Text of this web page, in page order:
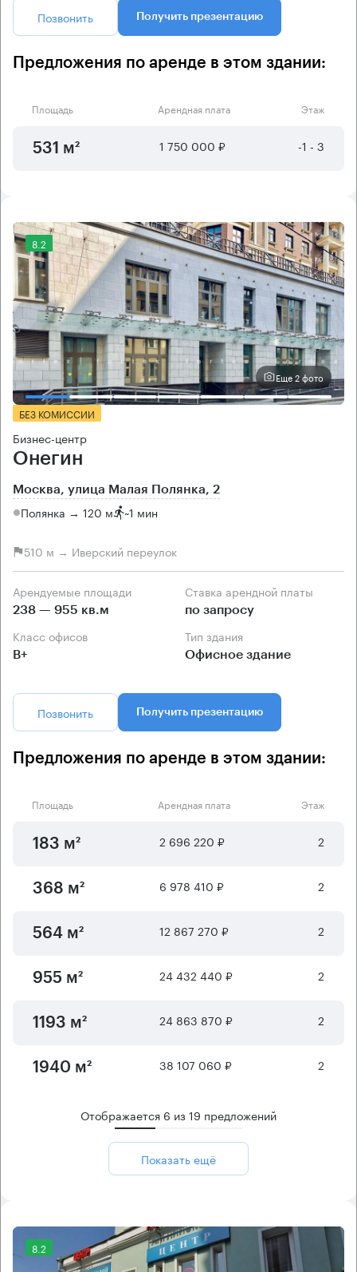
Позвонить Получить презентацию
Предложения по аренде в этом здании:
Площадь Арендная плата Этаж
531 м² 1 750 000 ₽ -1 - 3
8.2
Еще 2 фото
БЕЗ КОМИССИИ
Бизнес-центр
Онегин
Москва, улица Малая Полянка, 2
Полянка → 120 м ~1 мин
510 м → Иверский переулок
Арендуемые площади
238 — 955 кв.м
Ставка арендной платы
по запросу
Класс офисов
B+
Тип здания
Офисное здание
Позвонить Получить презентацию
Предложения по аренде в этом здании:
Площадь Арендная плата Этаж
183 м² 2 696 220 ₽ 2
368 м² 6 978 410 ₽ 2
564 м² 12 867 270 ₽ 2
955 м² 24 432 440 ₽ 2
1193 м² 24 863 870 ₽ 2
1940 м² 38 107 060 ₽ 2
Отображается 6 из19 предложений
Показать ещё
8.2